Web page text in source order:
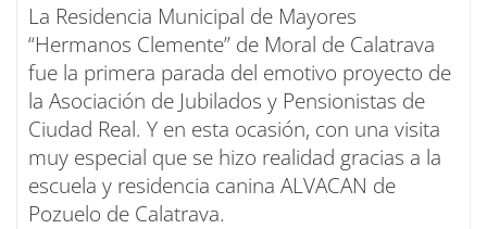
La Residencia Municipal de Mayores
“Hermanos Clemente” de Moral de Calatrava
fue la primera parada del emotivo proyecto de
la Asociación de Jubilados y Pensionistas de
Ciudad Real. Y en esta ocasión, con una visita
muy especial que se hizo realidad gracias a la
escuela y residencia canina ALVACAN de
Pozuelo de Calatrava.